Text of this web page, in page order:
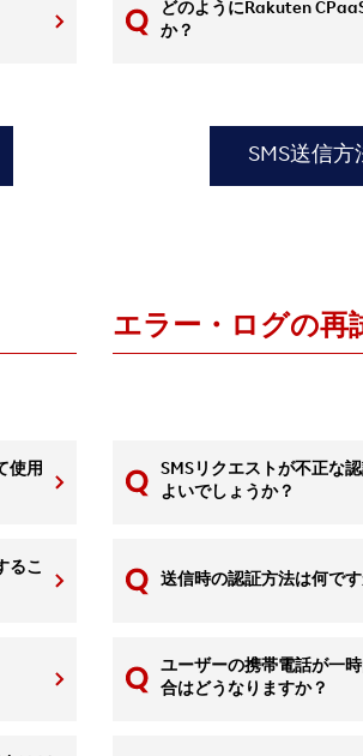
どのようにRakuten
か？
SMS送信
使用
るこ
エラー・ログの再
SMSリクエストが不正な
よいでしょうか？
送信時の認証方法は何で
ユーザーの携帯電話が一
合はどうなりますか？